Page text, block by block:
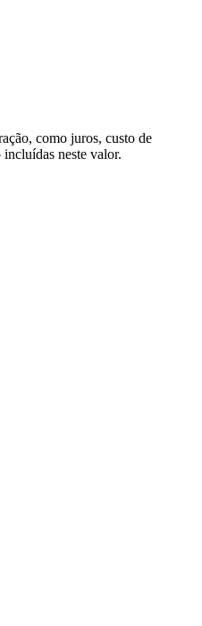
como juros, custo de
incluídas neste valor.